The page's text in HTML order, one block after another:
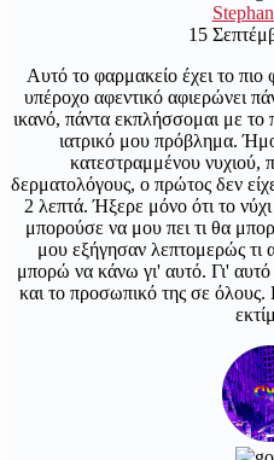
15
Αυτό το φαρμακείο έχει το πιο
υπέροχο αφεντικό αφιερώνει
ικανό, πάντα εκπλήσσομαι με
ιατρικό μου πρόβλημα.
κατεστραμμένου νυχιού,
δερματολόγους, ο πρώτος δεν
2 λεπτά. Ήξερε μόνο ότι το
μπορούσε να μου πει τι θα
μου εξήγησαν λεπτομερώς τι
μπορώ να κάνω γι' αυτό. Γι'
και το προσωπικό της σε όλους.